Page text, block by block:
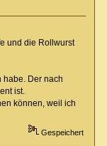
und die Rollwurst
habe. Der nach
ist.
können, weil ich
Gespeichert